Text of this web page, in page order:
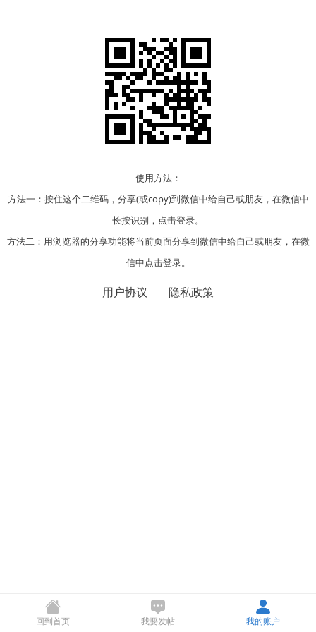
使用方法：
方法一：按住这个二维码，分享(或copy)到微信中给自己或朋友，在微信中
长按识别，点击登录。
方法二：用浏览器的分享功能将当前页面分享到微信中给自己或朋友，在微
信中点击登录。
用户协议 隐私政策
回到首页 我要发帖 我的账户